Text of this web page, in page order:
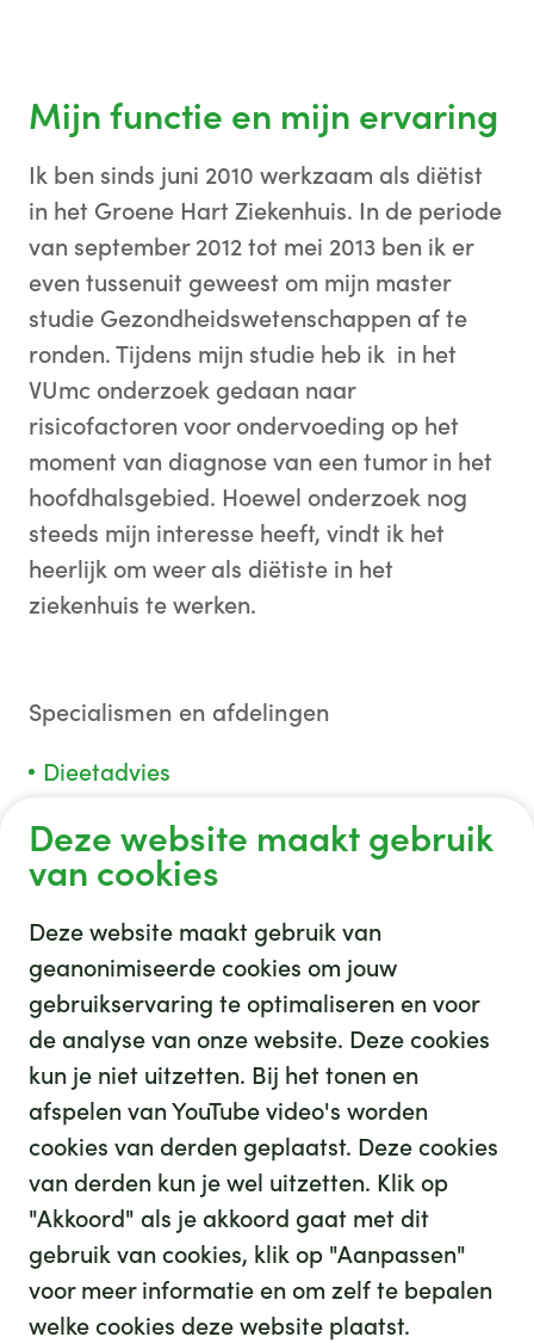
Mijn functie en mijn ervaring
Ik ben sinds juni 2010 werkzaam als diëtist
in het Groene Hart Ziekenhuis. In de periode
van september 2012 tot mei 2013 ben ik er
even tussenuit geweest om mijn master
studie Gezondheidswetenschappen af te
ronden. Tijdens mijn studie heb ik in het
VUmc onderzoek gedaan naar
risicofactoren voor ondervoeding op het
moment van diagnose van een tumor in het
hoofdhalsgebied. Hoewel onderzoek nog
steeds mijn interesse heeft, vindt ik het
heerlijk om weer als diëtiste in het
ziekenhuis te werken.
Specialismen en afdelingen
Dieetadvies
Deze website maakt gebruik
van cookies
Deze website maakt gebruik van
geanonimiseerde cookies om jouw
gebruikservaring te optimaliseren en voor
de analyse van onze website. Deze cookies
kun je niet uitzetten. Bij het tonen en
afspelen van YouTube video's worden
cookies van derden geplaatst. Deze cookies
van derden kun je wel uitzetten. Klik op
"Akkoord" als je akkoord gaat met dit
gebruik van cookies, klik op "Aanpassen"
voor meer informatie en om zelf te bepalen
welke cookies deze website plaatst.
GHZ
We hebben 35 leuke banen voor je
Kijk op werkenbijghz.nl